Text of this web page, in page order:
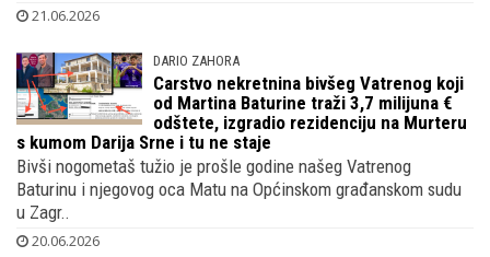
21.06.2026
DARIO ZAHORA
Carstvo nekretnina bivšeg Vatrenog koji
od Martina Baturine traži 3,7 milijuna €
odštete, izgradio rezidenciju na Murteru
s kumom Darija Srne i tu ne staje
Bivši nogometaš tužio je prošle godine našeg Vatrenog
Baturinu i njegovog oca Matu na Općinskom građanskom sudu
u Zagr..
20.06.2026